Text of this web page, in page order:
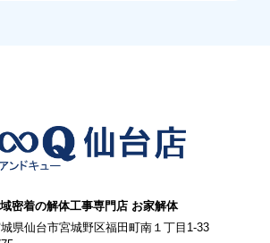
密着の解体工事専門店 お家解体
県仙台市宮城野区福田町南１丁目1-33